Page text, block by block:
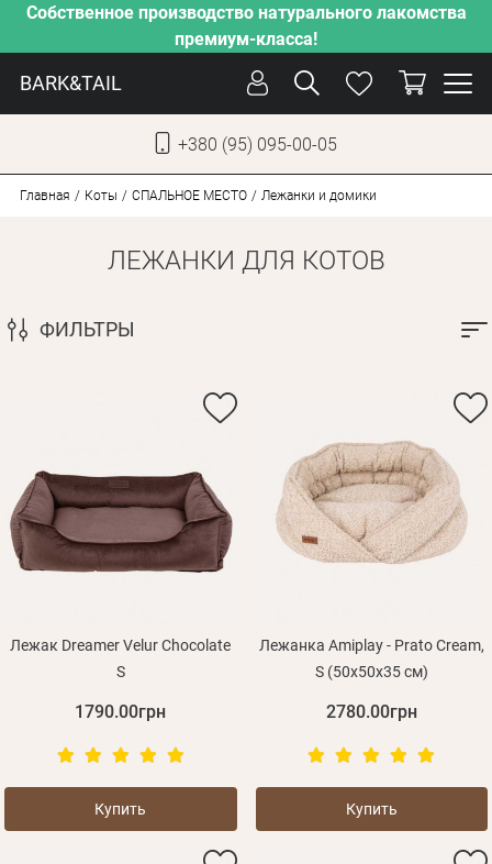
Собственное производство натурального лакомства
премиум-класса!
BARK&TAIL
+380 (95) 095-00-05
УХОД
НОВИНКИ
ДЛЯ СОБАК
Оплата и доставка
Программа лояльности
Оптовым клиентам
Главная Коты СПАЛЬНОЕ МЕСТО Лежанки и домики
ЛЕЖАНКИ ДЛЯ КОТОВ
ФИЛЬТРЫ
Лежак Dreamer Velur Chocolate
S
1790.00грн
Купить
Лежанка Amiplay - Prato Cream,
S (50x50x35 см)
2780.00грн
Купить